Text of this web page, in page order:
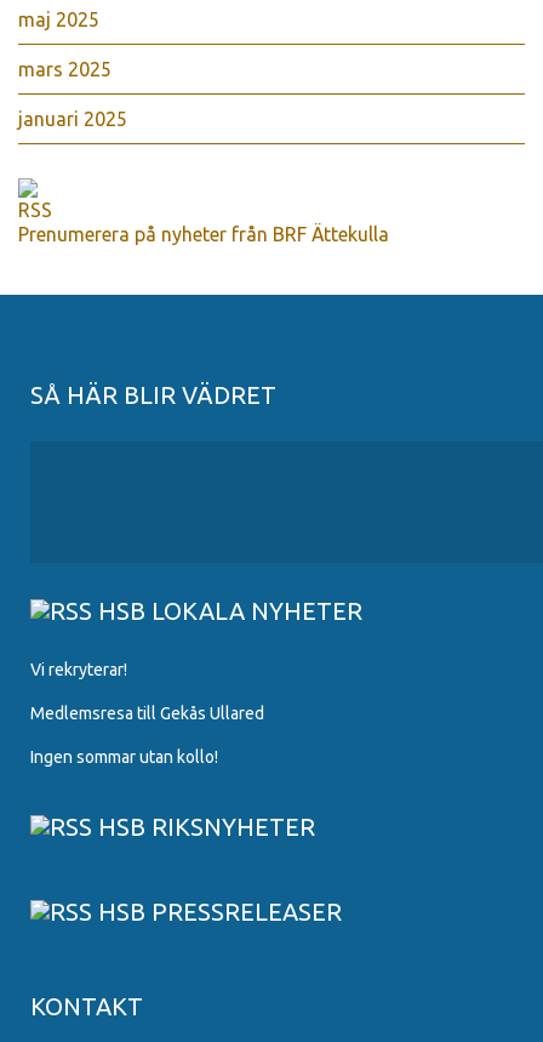
maj 2025
mars 2025
januari 2025
Prenumerera på nyheter från BRF Ättekulla
SÅ HÄR BLIR VÄDRET
HSB LOKALA NYHETER
Vi rekryterar!
Medlemsresa till Gekås Ullared
Ingen sommar utan kollo!
HSB RIKSNYHETER
HSB PRESSRELEASER
KONTAKT